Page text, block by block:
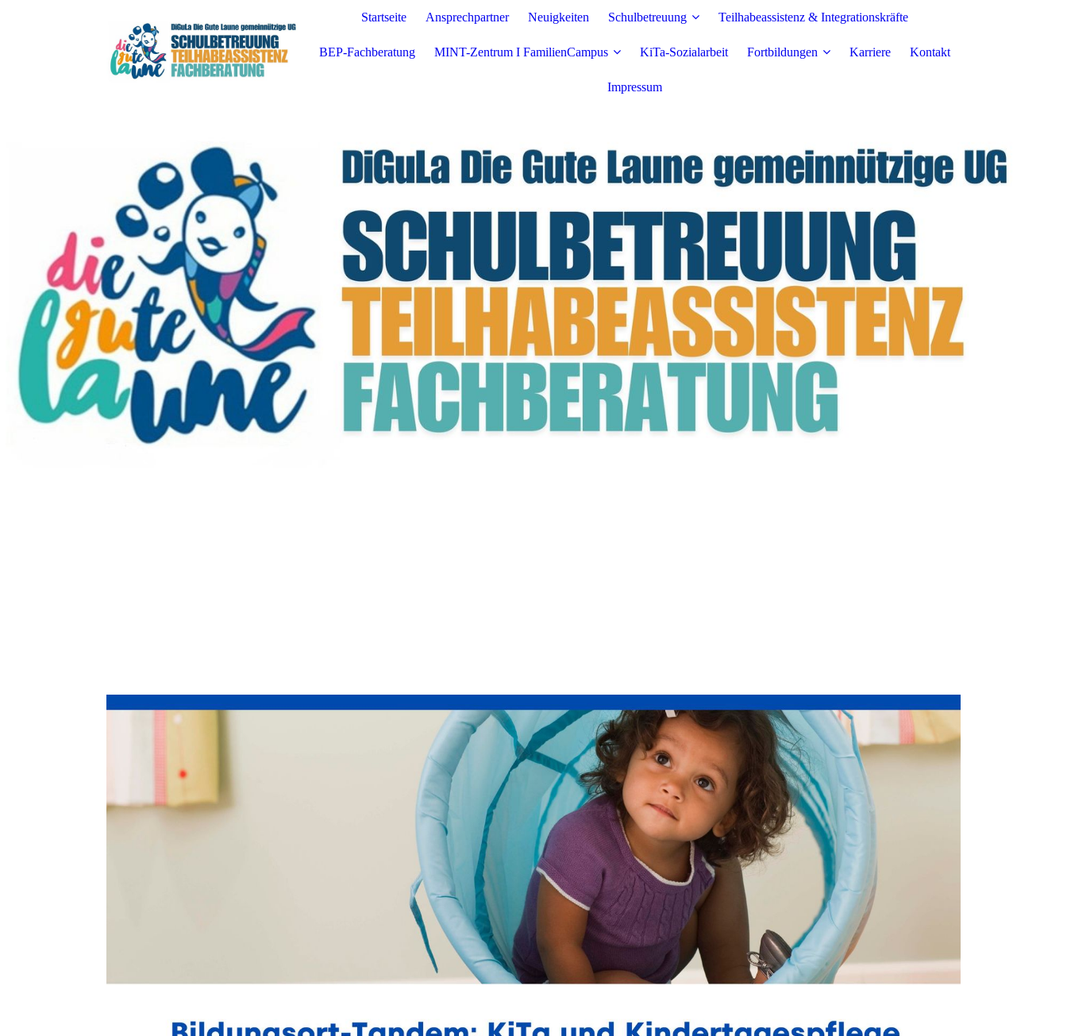
Startseite Ansprechpartner Neuigkeiten Schulbetreuung Teilhabeassistenz & Integrationskräfte
BEP-Fachberatung MINT-Zentrum I FamilienCampus KiTa-Sozialarbeit Fortbildungen Karriere Kontakt
Impressum